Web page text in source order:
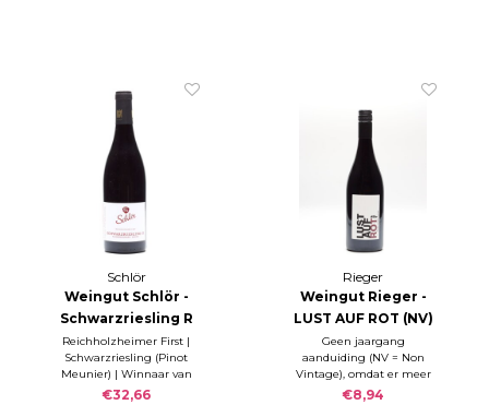
Schlör
Weingut Schlör -
Schwarzriesling R
2022
Reichholzheimer First |
Schwarzriesling (Pinot
Meunier) | Winnaar van
het PERSWIJN
€32,66
Rieger
Weingut Rieger -
LUST AUF ROT (NV)
Geen jaargang
aanduiding (NV = Non
Vintage), omdat er meer
jaargangen in verwerkt
€8,94